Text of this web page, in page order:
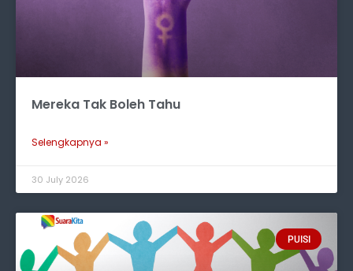
Mereka Tak Boleh Tahu
Selengkapnya »
30 July 2026
PUISI